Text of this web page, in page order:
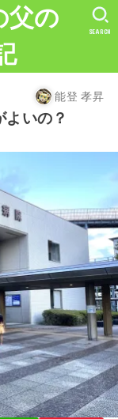
父の
SEARCH
能登 孝昇
よいの？